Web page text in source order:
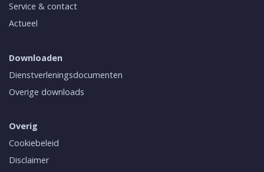
Service & contact
Actueel
Downloaden
Dienstverleningsdocumenten
Overige downloads
Overig
Cookiebeleid
Disclaimer